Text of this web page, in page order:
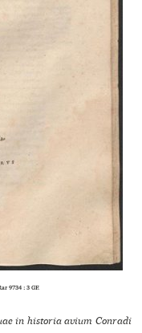
9734 : 3 GF.
in historia avium Conradi